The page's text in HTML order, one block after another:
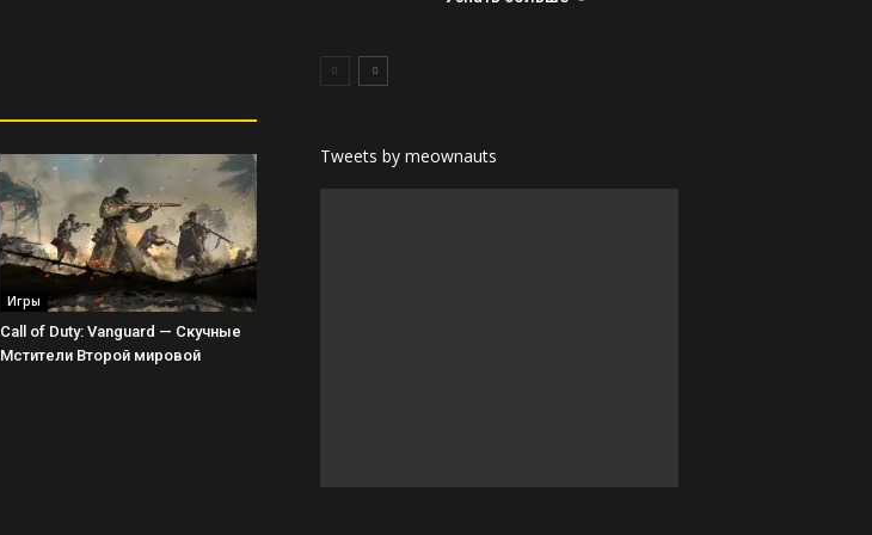
Игры
Call of Duty: Vanguard — Скучные
Мстители Второй мировой
Tweets by meownauts